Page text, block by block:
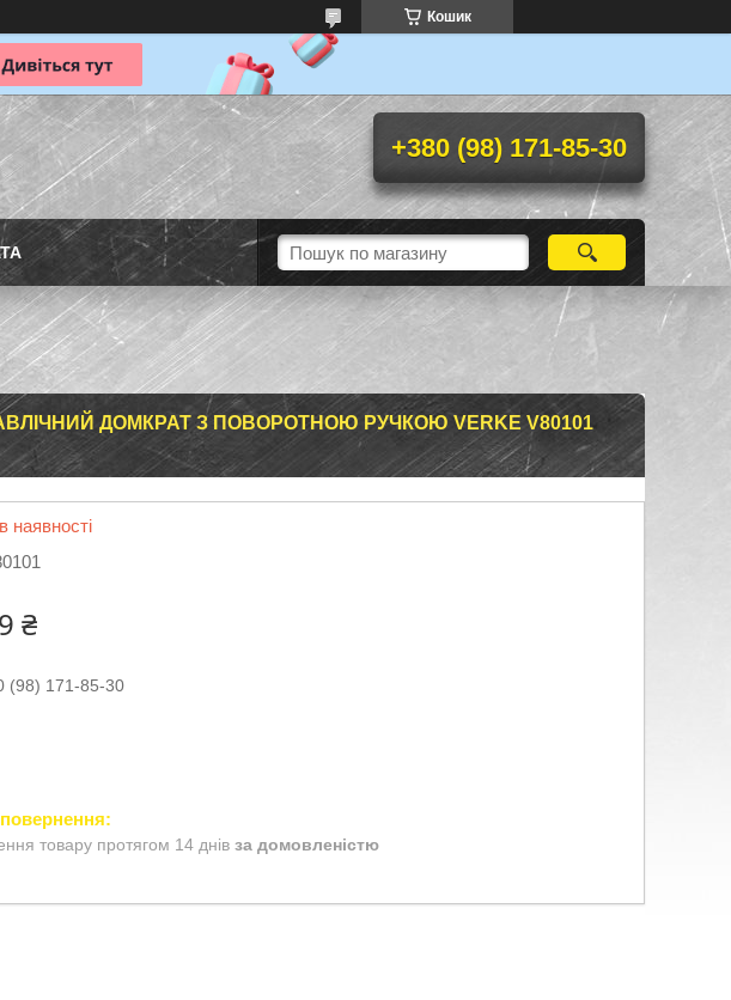
Кошик
+380 (98) 171-85-30
ДОМКРАТ З ПОВОРОТНОЮ РУЧКОЮ VERKE V80101
наявності
₴
(98) 171-85-30
товару протягом 14 днів за домовленістю